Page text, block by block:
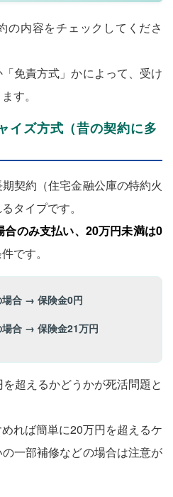
の内容をチェックしてくださ
「免責方式」かによって、受け
す。
イズ方式（昔の契約に多
契約（住宅金融公庫の特約火
タイプです。
合のみ支払い、20万円未満は0
です。
場合 → 保険金0円
合 → 保険金21万円
超えるかどうかが死活問題と
れば簡単に20万円を超えるケ
一部補修などの場合は注意が